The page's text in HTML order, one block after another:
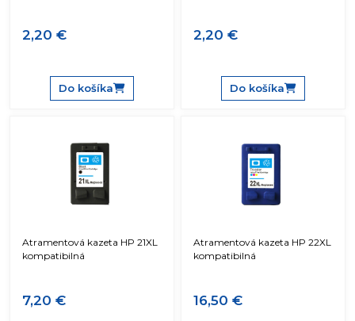
2,20 €
Do košíka
2,20 €
Do košíka
Atramentová kazeta HP 21XL
kompatibilná
7,20 €
Atramentová kazeta HP 22XL
kompatibilná
16,50 €